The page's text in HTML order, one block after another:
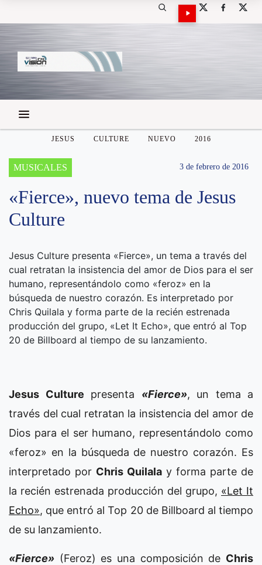
JESUS CULTURE NUEVO 2016
MUSICALES 3 de febrero de 2016
«Fierce», nuevo tema de Jesus
Culture
Jesus Culture presenta «Fierce», un tema a través del
cual retratan la insistencia del amor de Dios para el ser
humano, representándolo como «feroz» en la
búsqueda de nuestro corazón. Es interpretado por
Chris Quilala y forma parte de la recién estrenada
producción del grupo, «Let It Echo», que entró al Top
20 de Billboard al tiempo de su lanzamiento.
Jesus Culture presenta «Fierce», un tema a
través del cual retratan la insistencia del amor de
Dios para el ser humano, representándolo como
«feroz» en la búsqueda de nuestro corazón. Es
interpretado por Chris Quilala y forma parte de
la recién estrenada producción del grupo, «Let It
Echo», que entró al Top 20 de Billboard al tiempo
de su lanzamiento.
«Fierce» (Feroz) es una composición de Chris